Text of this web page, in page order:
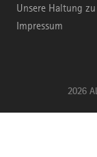
Unsere Haltung
Impressum
2026